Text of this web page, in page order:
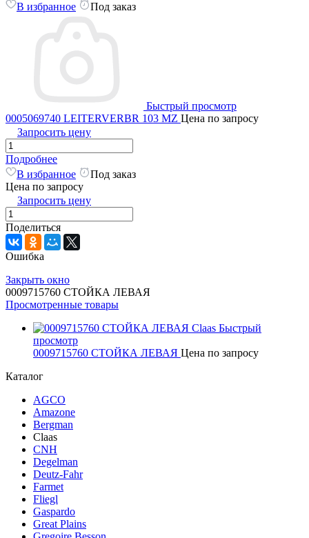
В избранное
Под заказ
Быстрый просмотр
0005069740 LEITERVERBR 103 MZ Цена по запросу
Запросить цену
Подробнее
В избранное
Под заказ
Цена по запросу
Запросить цену
Поделиться
Ошибка
Закрыть окно
0009715760 СТОЙКА ЛЕВАЯ
Просмотренные товары
Быстрый
просмотр
0009715760 СТОЙКА ЛЕВАЯ Цена по запросу
Каталог
AGCO
Amazone
Bergman
Claas
CNH
Degelman
Deutz-Fahr
Farmet
Fliegl
Gaspardo
Great Plains